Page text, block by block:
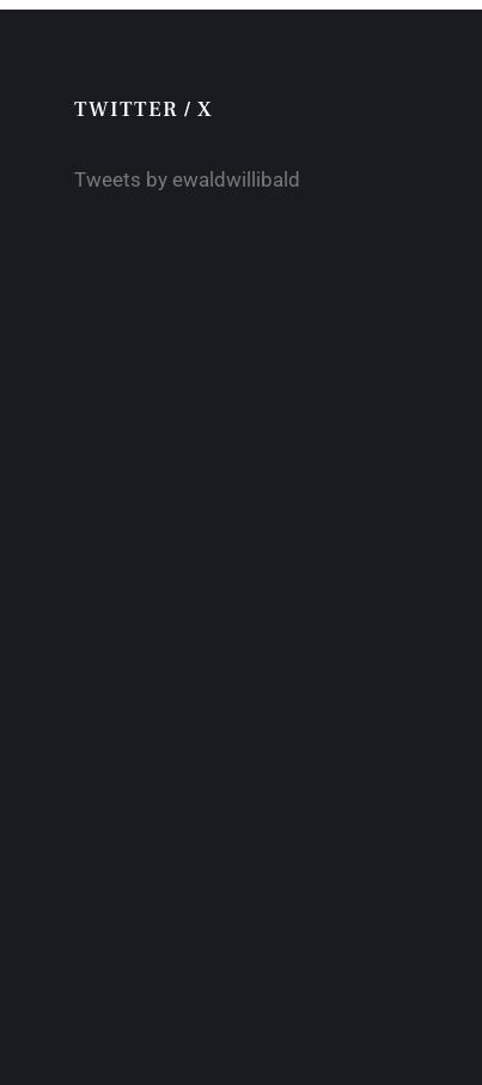
TWITTER / X
Tweets by ewaldwillibald